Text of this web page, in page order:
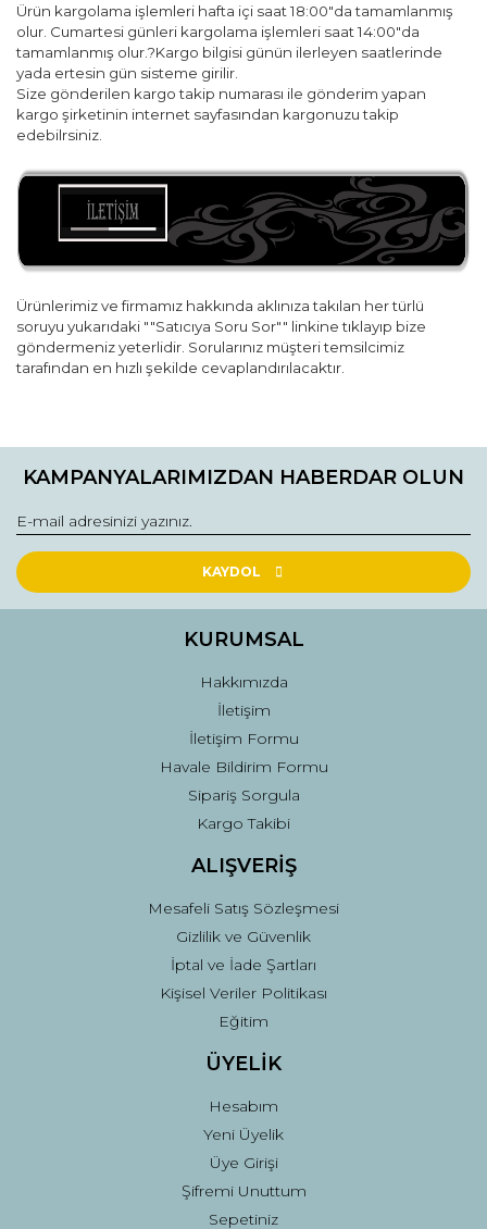
Ürün kargolama işlemleri hafta içi saat 18:00"da tamamlanmış
olur. Cumartesi günleri kargolama işlemleri saat 14:00"da
tamamlanmış olur.?Kargo bilgisi günün ilerleyen saatlerinde
yada ertesin gün sisteme girilir.
Size gönderilen kargo takip numarası ile gönderim yapan
kargo şirketinin internet sayfasından kargonuzu takip
edebilrsiniz.
Ürünlerimiz ve firmamız hakkında aklınıza takılan her türlü
soruyu yukarıdaki ""Satıcıya Soru Sor"" linkine tıklayıp bize
göndermeniz yeterlidir. Sorularınız müşteri temsilcimiz
tarafından en hızlı şekilde cevaplandırılacaktır.
konularda yetersiz gördüğünüz noktaları öneri formunu
Görüş ve önerileriniz için teşekkür ederiz.
Ürün resmi kalitesiz, bozuk veya görüntülenemiyor.
Ürün açıklamasında eksik bilgiler bulunuyor.
Ürün fiyatı diğer sitelerden daha pahalı.
Gönder
KAMPANYALARIMIZDAN HABERDAR OLUN
KAYDOL
KURUMSAL
Hakkımızda
İletişim
İletişim Formu
Havale Bildirim Formu
Sipariş Sorgula
Kargo Takibi
ALIŞVERİŞ
Mesafeli Satış Sözleşmesi
Gizlilik ve Güvenlik
İptal ve İade Şartları
Kişisel Veriler Politikası
Eğitim
ÜYELİK
Hesabım
Yeni Üyelik
Üye Girişi
Şifremi Unuttum
Sepetiniz